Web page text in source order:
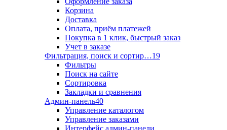
Корзина
Доставка
Оплата, приём платежей
Покупка в 1 клик, быстрый заказ
Учет в заказе
Фильтрация, поиск и сортир…19
Фильтры
Поиск на сайте
Сортировка
Закладки и сравнения
Админ-панель40
Управление каталогом
Управление заказами